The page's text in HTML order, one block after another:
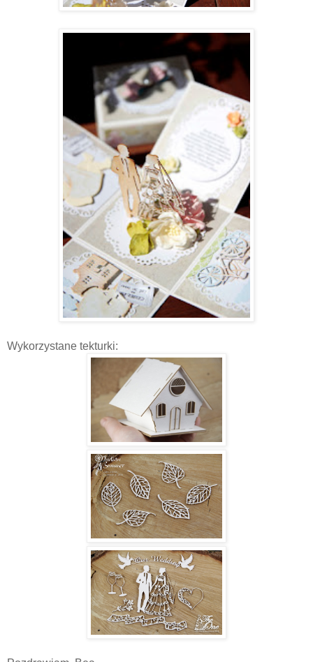
Wykorzystane tekturki: